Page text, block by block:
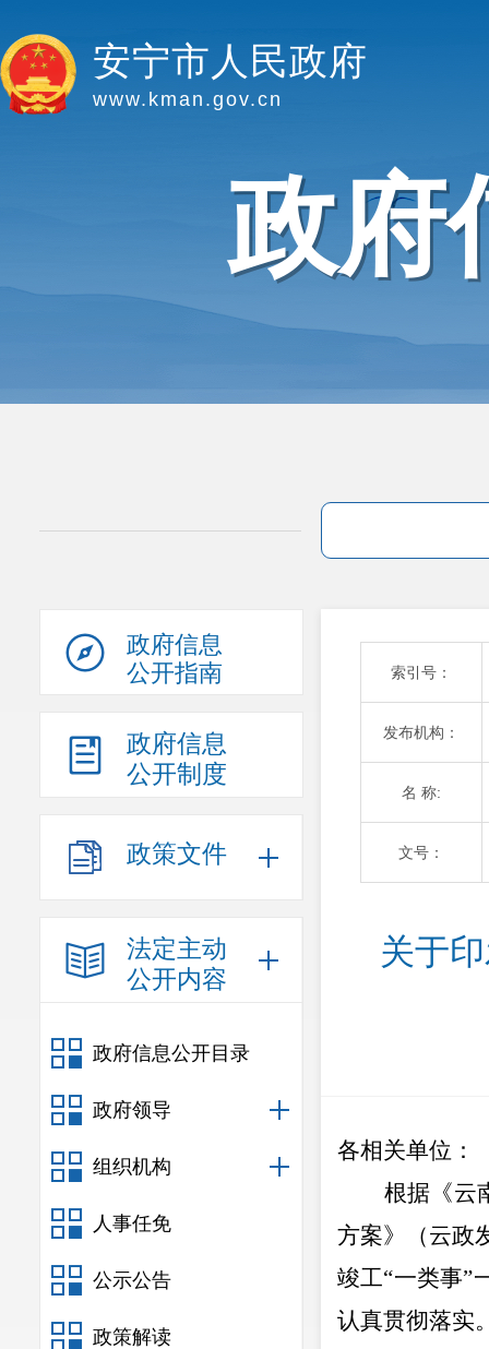
安宁市人民政府
www.kman.gov.cn
政府
政府信息
公开指南
政府信息
公开制度
政策文件
法定主动
公开内容
政府信息公开目录
政府领导
组织机构
人事任免
公示公告
政策解读
索引号：
发布机构：
名 称:
文号：
关于
各相关单位 ：
根据《云
方案》（云政
竣工“一类事”
认真贯彻落实